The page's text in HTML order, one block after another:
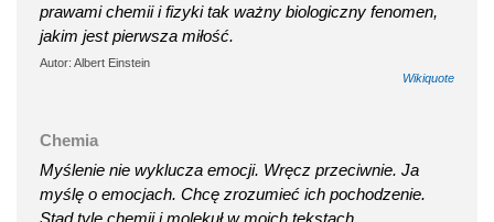
prawami chemii i fizyki tak ważny biologiczny fenomen,
jakim jest pierwsza miłość.
Autor: Albert Einstein
Wikiquote
Chemia
Myślenie nie wyklucza emocji. Wręcz przeciwnie. Ja
myślę o emocjach. Chcę zrozumieć ich pochodzenie.
Stąd tyle chemii i molekuł w moich tekstach.